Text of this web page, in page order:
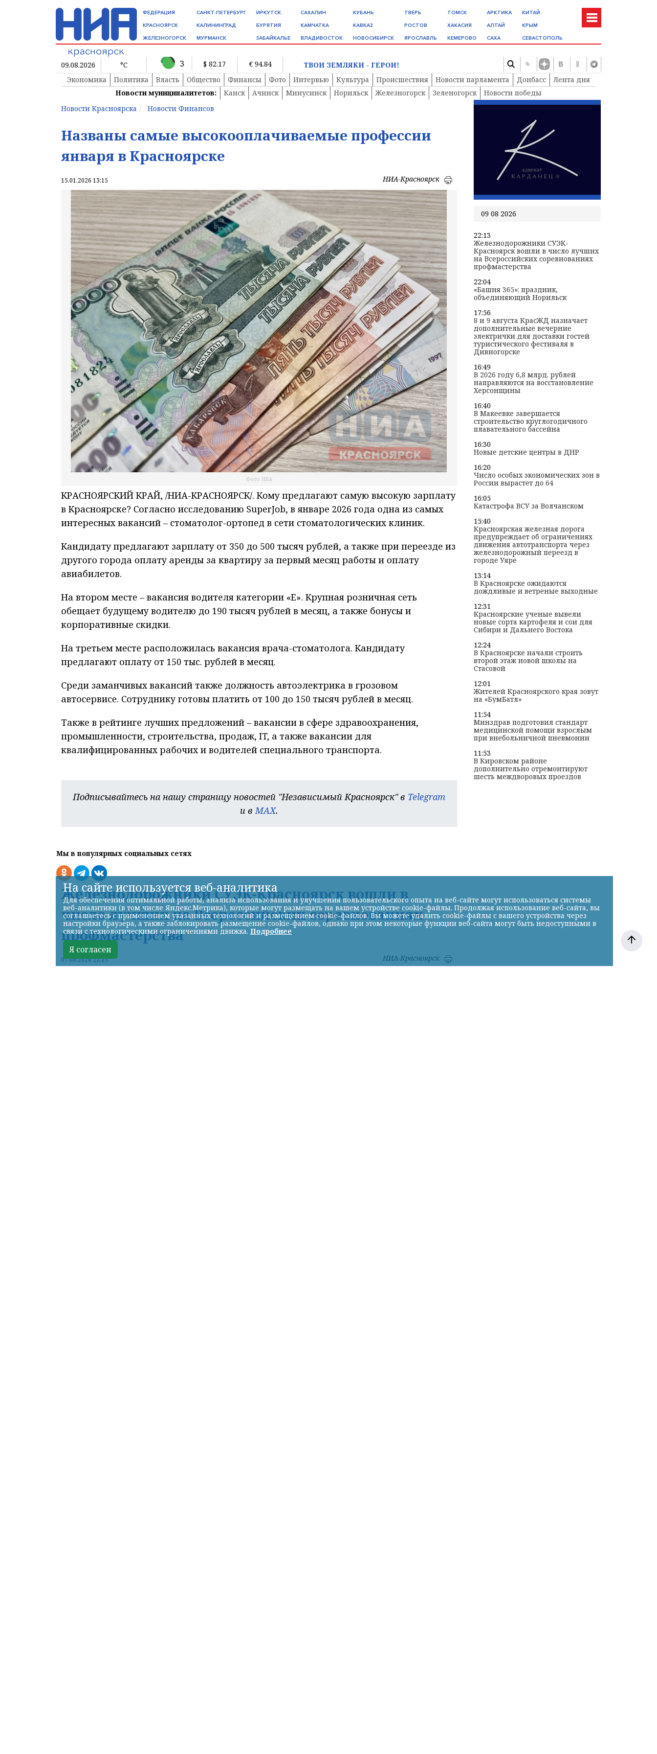
ФЕДЕРАЦИЯ
КРАСНОЯРСК
ЖЕЛЕЗНОГОРСК
САНКТ-ПЕТЕРБУРГ
КАЛИНИНГРАД
МУРМАНСК
ИРКУТСК
БУРЯТИЯ
ЗАБАЙКАЛЬЕ
САХАЛИН
КАМЧАТКА
ВЛАДИВОСТОК
КУБАНЬ
КАВКАЗ
НОВОСИБИРСК
ТВЕРЬ
РОСТОВ
ЯРОСЛАВЛЬ
ТОМСК
ХАКАСИЯ
КЕМЕРОВО
АРКТИКА
АЛТАЙ
САХА
КИТАЙ
КРЫМ
СЕВАСТОПОЛЬ
09.08.2026 °C 3 $ 82.17 € 94.84
ТВОИ ЗЕМЛЯКИ - ГЕРОИ!
Экономика
Политика Власть Общество Финансы Фото Интервью Культура Происшествия Новости парламента Донбасс
Лента дня
Новости муниципалитетов:
Канск Ачинск Минусинск Норильск Железногорск Зеленогорск
Новости победы
Новости Красноярска
Новости Финансов
Названы самые высокооплачиваемые профессии
января в Красноярске
15.01.2026 13:15 НИА-Красноярск
Фото: НИА
КРАСНОЯРСКИЙ КРАЙ, /НИА-КРАСНОЯРСК/. Кому предлагают самую высокую зарплату
в Красноярске? Согласно исследованию SuperJob, в январе 2026 года одна из самых
интересных вакансий – стоматолог-ортопед в сети стоматологических клиник.
Кандидату предлагают зарплату от 350 до 500 тысяч рублей, а также при переезде из
другого города оплату аренды за квартиру за первый месяц работы и оплату
авиабилетов.
На втором месте – вакансия водителя категории «Е». Крупная розничная сеть
обещает будущему водителю до 190 тысяч рублей в месяц, а также бонусы и
корпоративные скидки.
На третьем месте расположилась вакансия врача-стоматолога. Кандидату
предлагают оплату от 150 тыс. рублей в месяц.
Среди заманчивых вакансий также должность автоэлектрика в грозовом
автосервисе. Сотруднику готовы платить от 100 до 150 тысяч рублей в месяц.
Также в рейтинге лучших предложений – вакансии в сфере здравоохранения,
промышленности, строительства, продаж, IT, а также вакансии для
квалифицированных рабочих и водителей специального транспорта.
Подписывайтесь на нашу страницу новостей "Независимый Красноярск" в Telegram
и вMAX.
Мы в популярных социальных сетях
Железнодорожники СУЭК-Красноярск вошли в
число лучших на Всероссийских соревнованиях
профмастерства
07.08.2026 22:13 НИА-Красноярск
09 08 2026
22:13
Железнодорожники СУЭК-
Красноярск вошли в число лучших
на Всероссийских соревнованиях
профмастерства
22:04
«Башня 365»: праздник,
объединяющий Норильск
17:56
8 и 9 августа КрасЖД назначает
дополнительные вечерние
электрички для доставки гостей
туристического фестиваля в
Дивногорске
16:49
В 2026 году 6,8 млрд. рублей
направляются на восстановление
Херсонщины
16:40
В Макеевке завершается
строительство круглогодичного
плавательного бассейна
16:30
Новые детские центры в ДНР
16:20
Число особых экономических зон в
России вырастет до 64
16:05
Катастрофа ВСУ за Волчанском
15:40
Красноярская железная дорога
предупреждает об ограничениях
движения автотранспорта через
железнодорожный переезд в
городе Уяре
13:14
В Красноярске ожидаются
дождливые и ветреные выходные
12:31
Красноярские ученые вывели
новые сорта картофеля и сои для
Сибири и Дальнего Востока
12:24
В Красноярске начали строить
второй этаж новой школы на
Стасовой
12:01
Жителей Красноярского края зовут
на «БумБатл»
11:54
Минздрав подготовил стандарт
медицинской помощи взрослым
при внебольничной пневмонии
11:53
В Кировском районе
дополнительно отремонтируют
шесть междворовых проездов
На сайте используется веб-аналитика
Для обеспечения оптимальной работы, анализа использования и улучшения пользовательского опыта на веб-сайте могут использоваться системы
веб-аналитики (в том числе Яндекс.Метрика), которые могут размещать на вашем устройстве cookie-файлы. Продолжая использование веб-сайта, вы
соглашаетесь с применением указанных технологий и размещением cookie-файлов. Вы можете удалить cookie-файлы с вашего устройства через
настройки браузера, а также заблокировать размещение cookie-файлов, однако при этом некоторые функции веб-сайта могут быть недоступными в
связи с технологическими ограничениями движка. Подробнее
Я согласен